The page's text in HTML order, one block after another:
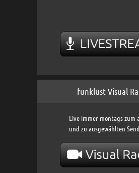
funklust Visual
Live immer montags zum
und zu ausgewählten